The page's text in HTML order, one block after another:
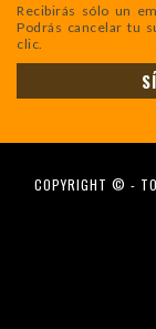
Recibirás sólo un
Podrás cancelar tu
clic.
COPYRIGHT © -